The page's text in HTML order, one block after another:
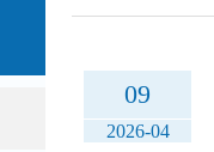
09
2026-04